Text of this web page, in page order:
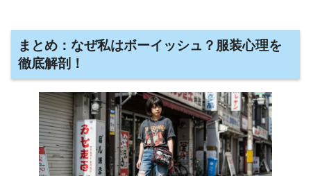
まとめ：なぜ私はボーイッシュ？服装心理を
徹底解剖！